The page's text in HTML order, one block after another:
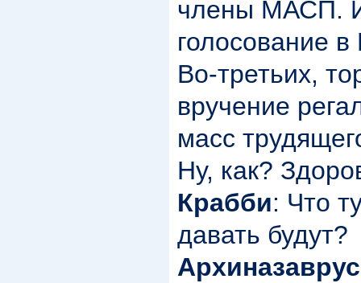
члены МАСП.
голосование
Во-третьих,
вручение
масс
Ну, как?
Крабби: Что
давать будут?
Архиназаврус